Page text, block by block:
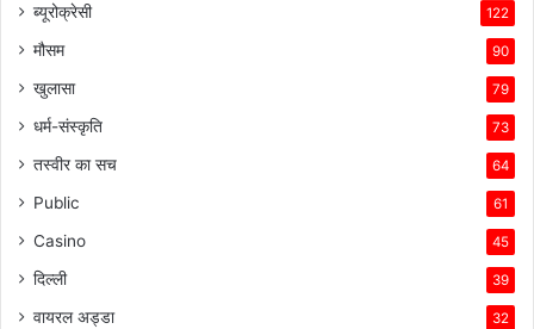
ब्यूरोक्रेसी 122
मौसम 90
खुलासा 79
धर्म-संस्कृति 73
तस्वीर का सच 64
Public 61
Casino 45
दिल्ली 39
वायरल अड्डा 32